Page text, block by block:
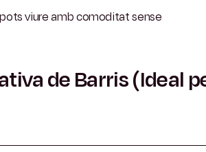
viure amb comoditat sense
de Barris (Ideal